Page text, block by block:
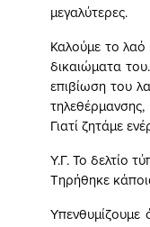
μεγαλύτερες.
Καλούμε το λαό
δικαιώματα
επιβίωση του
Γιατί ζητάμε
Υ.Γ. Το δελτίο
Τηρήθηκε
Υπενθυμίζουμε